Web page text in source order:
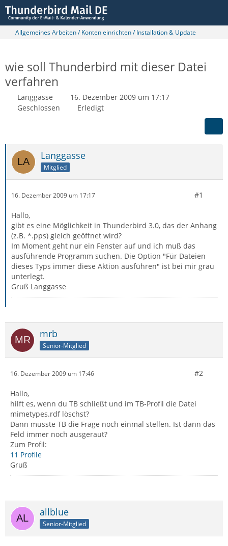
Allgemeines Arbeiten / Konten einrichten / Installation & Update
wie soll Thunderbird mit dieser Datei
verfahren
Langgasse
16. Dezember 2009 um 17:17
Geschlossen
Erledigt
Langgasse
Mitglied
16. Dezember 2009 um 17:17 #1
Hallo,
gibt es eine Möglichkeit in Thunderbird 3.0, das der Anhang
(z.B. *.pps) gleich geöffnet wird?
Im Moment geht nur ein Fenster auf und ich muß das
ausführende Programm suchen. Die Option "Für Dateien
dieses Typs immer diese Aktion ausführen" ist bei mir grau
unterlegt.
Gruß Langgasse
mrb
Senior-Mitglied
16. Dezember 2009 um 17:46 #2
Hallo,
hilft es, wenn du TB schließt und im TB-Profil die Datei
mimetypes.rdf löschst?
Dann müsste TB die Frage noch einmal stellen. Ist dann das
Feld immer noch ausgeraut?
Zum Profil:
11 Profile
Gruß
allblue
Senior-Mitglied